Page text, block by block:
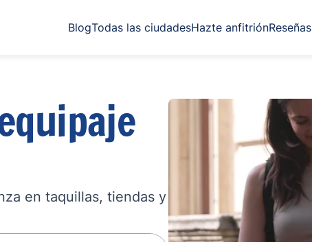
BlogTodas las ciudadesHazte anfitriónReseñas
en taquillas, tiendas y